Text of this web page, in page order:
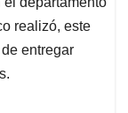
realizó, este
entregar